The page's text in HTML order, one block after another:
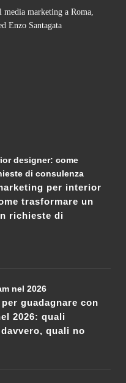
media marketing a Roma,
Enzo Santagata
per interior
trasformare un
richieste di
guadagnare con
2026: quali
quali no